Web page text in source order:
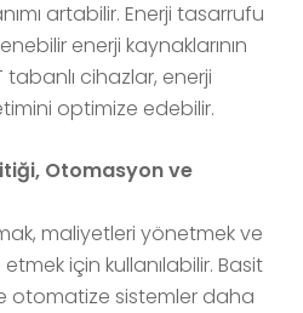
artabilir. Enerji tasarrufu
enerji kaynaklarının
tabanlı cihazlar, enerji
optimize edebilir.
Otomasyon ve
maliyetleri yönetmek ve
için kullanılabilir. Basit
otomatize sistemler daha